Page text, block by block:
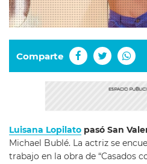
Comparte
Luisana Lopilato pasó San
Michael Bublé. La actriz se
trabajo en la obra de “Casados